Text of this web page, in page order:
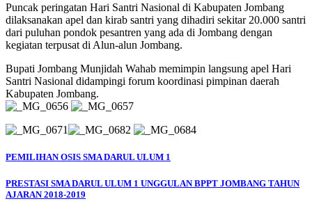
Puncak peringatan Hari Santri Nasional di Kabupaten Jombang
dilaksanakan apel dan kirab santri yang dihadiri sekitar 20.000 santri
dari puluhan pondok pesantren yang ada di Jombang dengan
kegiatan terpusat di Alun-alun Jombang.
Bupati Jombang Munjidah Wahab memimpin langsung apel Hari
Santri Nasional didampingi forum koordinasi pimpinan daerah
Kabupaten Jombang.
PEMILIHAN OSIS SMA DARUL ULUM 1
PRESTASI SMA DARUL ULUM 1 UNGGULAN BPPT JOMBANG TAHUN
AJARAN 2018-2019